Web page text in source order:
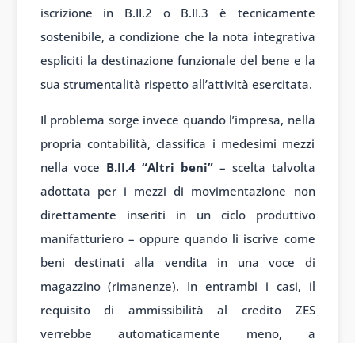
iscrizione in B.II.2 o B.II.3 è tecnicamente
sostenibile, a condizione che la nota integrativa
espliciti la destinazione funzionale del bene e la
sua strumentalità rispetto all’attività esercitata.
Il problema sorge invece quando l’impresa, nella
propria contabilità, classifica i medesimi mezzi
nella voce B.II.4 “Altri beni”– scelta talvolta
adottata per i mezzi di movimentazione non
direttamente inseriti in un ciclo produttivo
manifatturiero – oppure quando li iscrive come
beni destinati alla vendita in una voce di
magazzino (rimanenze). In entrambi i casi, il
requisito di ammissibilità al credito ZES
verrebbe automaticamente meno, a